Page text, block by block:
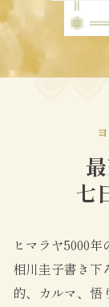
七
ヒマラヤ5000
相川圭子書き下
的、カルマ、悟